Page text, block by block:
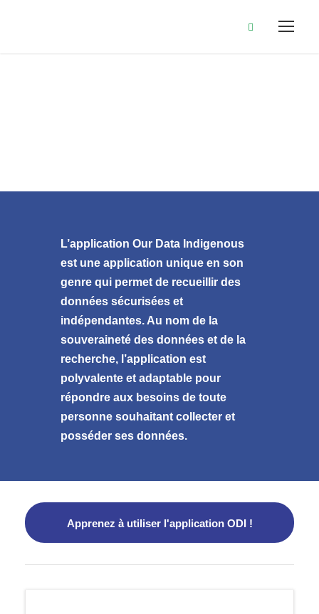
L’application Our Data Indigenous
est une application unique en son
genre qui permet de recueillir des
données sécurisées et
indépendantes. Au nom de la
souveraineté des données et de la
recherche, l’application est
polyvalente et adaptable pour
répondre aux besoins de toute
personne souhaitant collecter et
posséder ses données.
Apprenez à utiliser l'application ODI !